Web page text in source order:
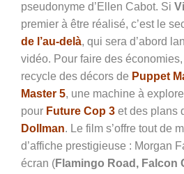
pseudonyme d’Ellen Cabot. Si
premier à être réalisé, c’est le
de l’au-delà, qui sera d’abord
vidéo. Pour faire des économies,
recycle des décors de Puppet
Master 5, une machine à
pour Future Cop 3 et des plans
Dollman. Le film s’offre tout de
d’affiche prestigieuse : Morgan
écran (Flamingo Road, Falcon